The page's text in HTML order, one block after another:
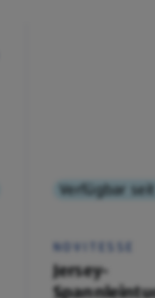
NOVITESSE
Jersey-